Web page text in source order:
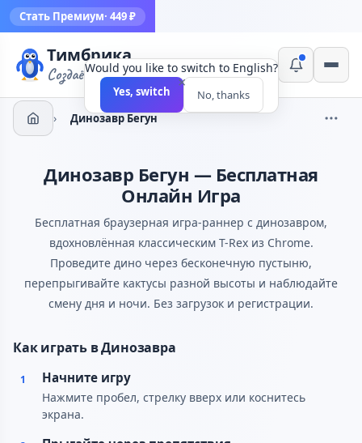
Стать Премиум· 449 ₽
Тимбрика
Создаём инструменты
› Динозавр Бегун
Динозавр Бегун — Бесплатная
Онлайн Игра
Бесплатная браузерная игра-раннер с динозавром,
вдохновлённая классическим T-Rex из Chrome.
Проведите дино через бесконечную пустыню,
перепрыгивайте кактусы разной высоты и наблюдайте
смену дня и ночи. Без загрузок и регистрации.
Как играть в Динозавра
1 Начните игру
Нажмите пробел, стрелку вверх или коснитесь
экрана.
×
Would you like to switch to English?
Yes, switch No, thanks